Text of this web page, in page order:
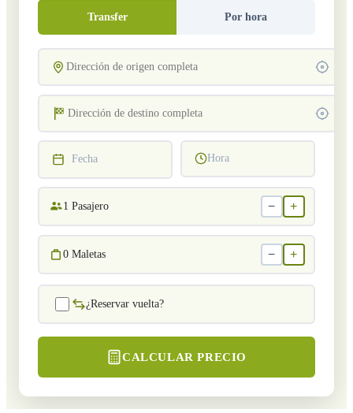
Transfer Por hora
Fecha Hora
1 Pasajero − +
0 Maletas − +
¿Reservar vuelta?
CALCULAR PRECIO